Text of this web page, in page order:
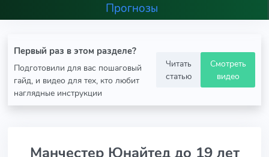
Прогнозы
Первый раз в этом разделе?
Подготовили для вас пошаговый
гайд, и видео для тех, кто любит
наглядные инструкции
Читать
статью
Смотреть
видео
Манчестер Юнайтед до 19 лет